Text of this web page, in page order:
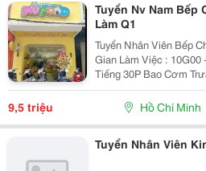
Tuyển Nv Nam Bếp
Làm Q1
Tuyển Nhân Viên Bếp
Gian Làm Việc : 10G00 - 21G00 - Mỗi
Tiếng 30P Bao Cơm Trưa ) - Lương : 7.500 -
Theo Năng Lực ) Mô Tả Công Việc: - Bếp Chiên : Sử
Dụng Được Chảo Non
9,5 triệu Hồ Chí Minh
Tuyển Nhân Viên